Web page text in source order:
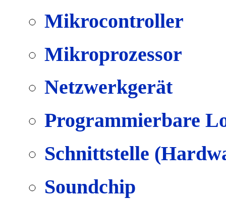
Mikrocontroller
Mikroprozessor
Netzwerkgerät
Programmierbare
Schnittstelle
Soundchip